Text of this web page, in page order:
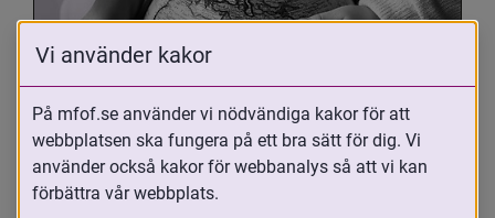
Oavsett om du är adopterad,
adoptivförälder eller arbetar med
Vi använder kakor
På mfof.se använder vi nödvändiga kakor för att
webbplatsen ska fungera på ett bra sätt för dig. Vi
använder också kakor för webbanalys så att vi kan
förbättra vår webbplats.